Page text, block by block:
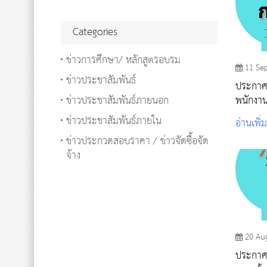
11
ประกา
พนักงา
อ่านเพิ่
20
ประกา
Categories
ข่าวการศึกษา/ หลักสูตรอบรม
ข่าวประชาสัมพันธ์
ข่าวประชาสัมพันธ์ภายนอก
ข่าวประชาสัมพันธ์ภายใน
ข่าวประกวดสอบราคา / ข่าวจัดซื้อจัด
จ้าง